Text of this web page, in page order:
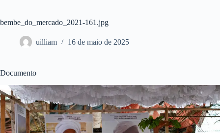
bembe_do_mercado_2021-161.jpg
uilliam 16 de maio de 2025
Documento